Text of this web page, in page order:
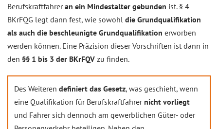
Berufskraftfahreran ein Mindestalter gebunden ist. § 4
BKrFQG legt dann fest, wie sowohl die Grundqualifikation
als auch die beschleunigte Grundqualifikation erworben
werden können. Eine Präzision dieser Vorschriften ist dann in
den §§ 1 bis 3 der BKrFQV zu finden.
Des Weiteren definiert das Gesetz, was geschieht, wenn
eine Qualifikation für Berufskraftfahrer nicht vorliegt
und Fahrer sich dennoch am gewerblichen Güter- oder